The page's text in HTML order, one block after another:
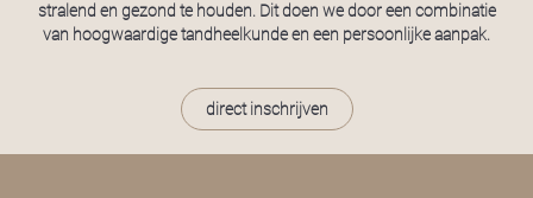
stralend en gezond te houden. Dit doen we door een combinatie
van hoogwaardige tandheelkunde en een persoonlijke aanpak.
direct inschrijven